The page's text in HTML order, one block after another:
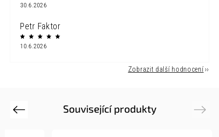
30.6.2026
Petr Faktor
10.6.2026
Zobrazit další hodnocení
Související produkty
Previous Next